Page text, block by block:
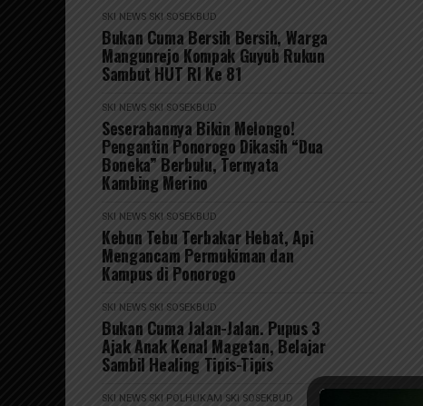
SKI NEWS SKI SOSEKBUD
Bukan Cuma Bersih Bersih, Warga
Mangunrejo Kompak Guyub Rukun
Sambut HUT RI Ke 81
SKI NEWS SKI SOSEKBUD
Seserahannya Bikin Melongo!
Pengantin Ponorogo Dikasih “Dua
Boneka” Berbulu, Ternyata
Kambing Merino
SKI NEWS SKI SOSEKBUD
Kebun Tebu Terbakar Hebat, Api
Mengancam Permukiman dan
Kampus di Ponorogo
SKI NEWS SKI SOSEKBUD
Bukan Cuma Jalan-Jalan. Pupus 3
Ajak Anak Kenal Magetan, Belajar
Sambil Healing Tipis-Tipis
SKI NEWS SKI POLHUKAM SKI SOSEKBUD